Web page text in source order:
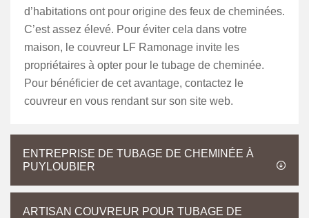
d’habitations ont pour origine des feux de cheminées.
C’est assez élevé. Pour éviter cela dans votre
maison, le couvreur LF Ramonage invite les
propriétaires à opter pour le tubage de cheminée.
Pour bénéficier de cet avantage, contactez le
couvreur en vous rendant sur son site web.
ENTREPRISE DE TUBAGE DE CHEMINÉE À
PUYLOUBIER
ARTISAN COUVREUR POUR TUBAGE DE